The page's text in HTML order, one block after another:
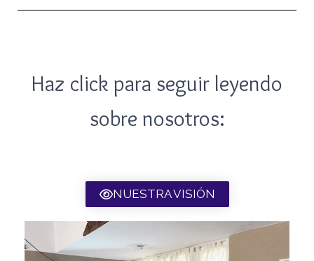
Haz click para seguir leyendo
sobre nosotros:
NUESTRA VISIÓN